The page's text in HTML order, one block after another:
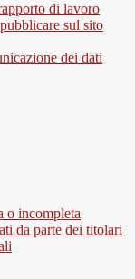
di lavoro
sul sito
dei dati
o incompleta
da parte dei titolari